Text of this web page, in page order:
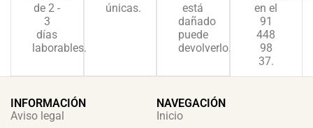
de 2 -
3
días
laborables.
únicas.
está
dañado
puede
devolverlo.
en el
91
448
98
37.
INFORMACIÓN
Aviso legal
NAVEGACIÓN
Inicio